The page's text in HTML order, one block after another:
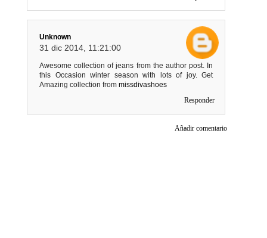
Unknown
31 dic 2014, 11:21:00
Awesome collection of jeans from the author post. In
this Occasion winter season with lots of joy. Get
Amazing collection from missdivashoes
Responder
Añadir comentario